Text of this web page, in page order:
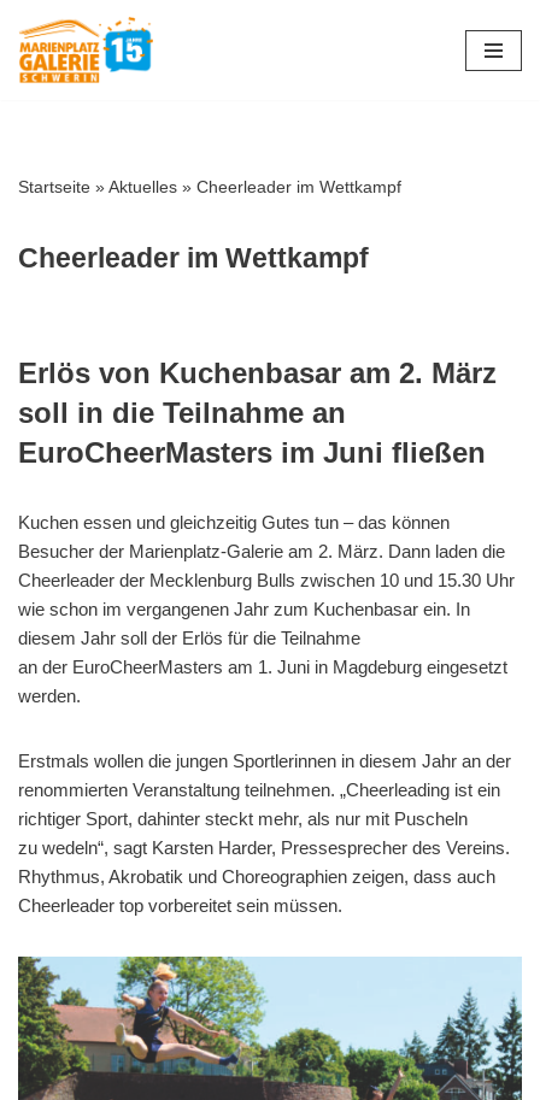
Zum
Startseite »Aktuelles » Cheerleader im Wettkampf
Cheerleader im Wettkampf
Erlös von Kuchenbasar am 2. März
soll in die Teilnahme an
EuroCheerMasters im Juni fließen
Kuchen essen und gleichzeitig Gutes tun – das können
Besucher der Marienplatz-Galerie am 2. März. Dann laden die
Cheerleader der Mecklenburg Bulls zwischen 10 und 15.30 Uhr
wie schon im vergangenen Jahr zum Kuchenbasar ein. In
diesem Jahr soll der Erlös für die Teilnahme
an der EuroCheerMasters am 1. Juni in Magdeburg eingesetzt
werden.
Erstmals wollen die jungen Sportlerinnen in diesem Jahr an der
renommierten Veranstaltung teilnehmen. „Cheerleading ist ein
richtiger Sport, dahinter steckt mehr, als nur mit Puscheln
zu wedeln“, sagt Karsten Harder, Pressesprecher des Vereins.
Rhythmus, Akrobatik und Choreographien zeigen, dass auch
Cheerleader top vorbereitet sein müssen.